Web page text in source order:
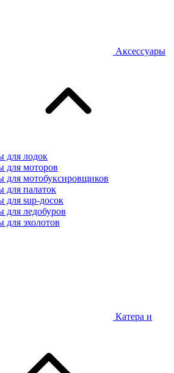
Аксессуары
для лодок
для моторов
для мотобуксировщиков
для палаток
для sup-досок
для ледобуров
для эхолотов
Катера и